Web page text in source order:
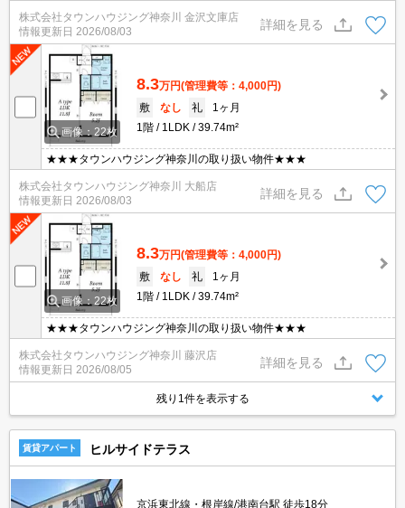
株式会社タウンハウジング神奈川 金沢文庫店
情報更新日 2026/08/03
詳細を見る
画像：22枚
8.3万円(管理費等：4,000円)
敷
なし 礼
1ヶ月
1階
1LDK 39.74m²
★★★タウンハウジング神奈川の取り扱い物件★★★
株式会社タウンハウジング神奈川 大船店
情報更新日 2026/08/03
詳細を見る
画像：22枚
8.3万円(管理費等：4,000円)
敷
なし 礼
1ヶ月
1階
1LDK 39.74m²
★★★タウンハウジング神奈川の取り扱い物件★★★
株式会社タウンハウジング神奈川 藤沢店
情報更新日 2026/08/05
詳細を見る
残り1件を表示する
賃貸アパート ヒルサイドテラス
京浜東北線・根岸線/港南台駅 徒歩18分